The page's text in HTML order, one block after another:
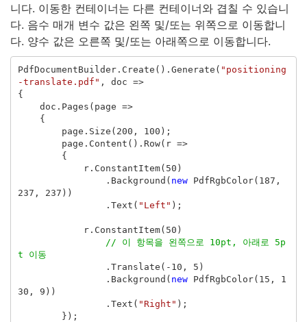
니다. 이동한 컨테이너는 다른 컨테이너와 겹칠 수 있습니
다. 음수 매개 변수 값은 왼쪽 및/또는 위쪽으로 이동합니
다. 양수 값은 오른쪽 및/또는 아래쪽으로 이동합니다.
PdfDocumentBuilder. Create (). Generate ( "positioning
-translate.pdf" , doc =>
{
doc . Pages ( page =>
{
page . Size ( 200 , 100 );
page . Content (). Row( r =>
{
r. ConstantItem( 50 )
. Background ( new PdfRgbColor( 187 ,
237 , 237 ))
. Text ( "Left" );
r. ConstantItem( 50 )
// 이 항목을 왼쪽으로 10pt, 아래로 5p
t 이동
. Translate (- 10 , 5 )
. Background ( new PdfRgbColor( 15 ,
1
30 , 9 ))
. Text ( "Right" );
});